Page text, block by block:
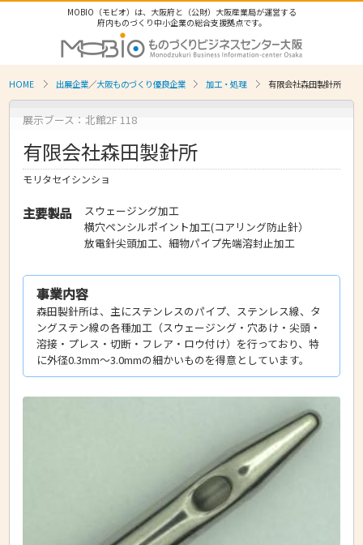
MOBIO（モビオ）は、大阪府と（公財）大阪産業局が運営する
府内ものづくり中小企業の総合支援拠点です。
HOME 出展企業／大阪ものづくり優良企業 加工・処理 有限会社森田製針所
展示ブース：北館2F 118
有限会社森田製針所
モリタセイシンショ
主要製品
スウェージング加工
横穴ペンシルポイント加工(コアリング防止針）
放電針尖頭加工、細物パイプ先端溶封止加工
事業内容
森田製針所は、主にステンレスのパイプ、ステンレス線、タ
ングステン線の各種加工（スウェージング・穴あけ・尖頭・
溶接・プレス・切断・フレア・ロウ付け）を行っており、特
に外径0.3mm～3.0mmの細かいものを得意としています。